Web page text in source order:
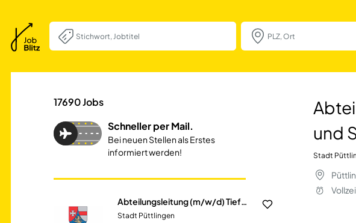
Abteilungsleitung
17690Jobs
Schneller per Mail.
Bei neuen Stellen als Erstes
informiert werden!
Abteilungsleitung (m/w/d) Tiefbau | Schwerpunkt Kanal- und Straßenbau
Stadt Püttlingen
und
Stadt